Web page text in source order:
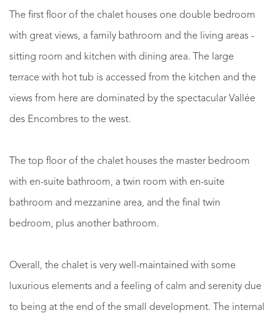
The first floor of the chalet houses one double bedroom
with great views, a family bathroom and the living areas -
sitting room and kitchen with dining area. The large
terrace with hot tub is accessed from the kitchen and the
views from here are dominated by the spectacular Vallée
des Encombres to the west.
The top floor of the chalet houses the master bedroom
with en-suite bathroom, a twin room with en-suite
bathroom and mezzanine area, and the final twin
bedroom, plus another bathroom.
Overall, the chalet is very well-maintained with some
luxurious elements and a feeling of calm and serenity due
to being at the end of the small development. The internal